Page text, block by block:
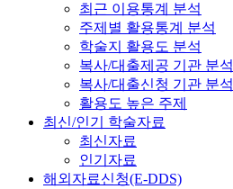
최근 이용통계 분석
주제별 활용통계 분석
학술지 활용도 분석
복사/대출제공 기관 분석
복사/대출신청 기관 분석
활용도 높은 주제
최신/인기 학술자료
최신자료
인기자료
해외자료신청(E-DDS)